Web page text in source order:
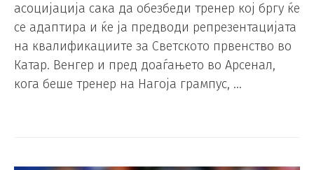
асоцијација сака да обезбеди тренер кој бргу ќе
се адаптира и ќе ја предводи репрезентацијата
на квалификациите за Светското првенство во
Катар. Венгер и пред доаѓањето во Арсенал,
кога беше тренер на Нагоја грампус, …